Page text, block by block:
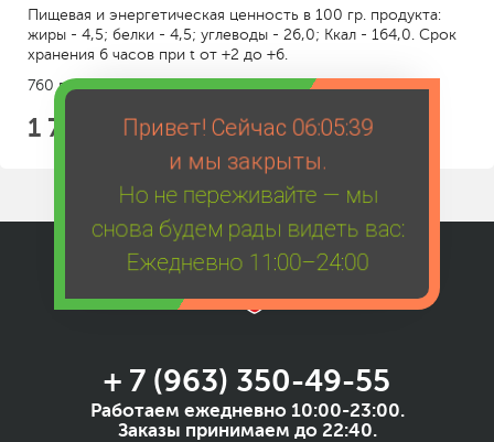
Привет! Сейчас 06:05:39
и мы закрыты.
Но не переживайте — мы
снова будем рады видеть вас:
Ежедневно 11:00–24:00
Пищевая и энергетическая ценность в 100 гр. продукта:
жиры - 4,5; белки - 4,5; углеводы - 26,0; Ккал - 164,0. Срок
хранения 6 часов при t от +2 до +6.
760 г.
1 799
+ 7 (963) 350-49-55
Работаем ежедневно 10:00-23:00.
Заказы принимаем до 22:40.